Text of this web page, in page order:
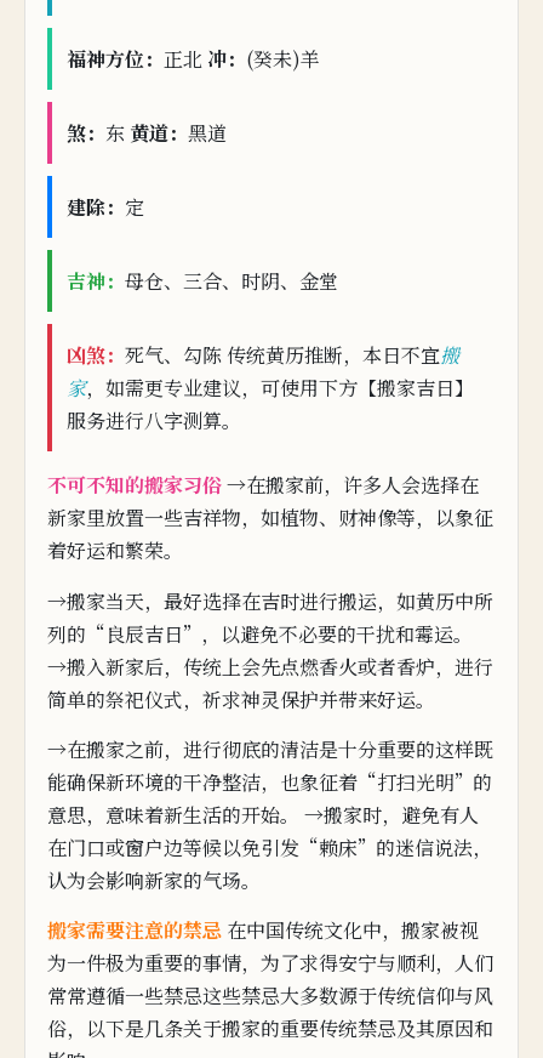
福神方位： 正北 冲： (癸未)羊
煞： 东 黄道： 黑道
建除： 定
吉神： 母仓、三合、时阴、金堂
凶煞： 死气、勾陈 传统黄历推断，本日不宜搬
家，如需更专业建议，可使用下方【搬家吉日】
服务进行八字测算。
不可不知的搬家习俗→在搬家前，许多人会选择在
新家里放置一些吉祥物，如植物、财神像等，以象征
着好运和繁荣。
→搬家当天， 最好选择在吉时进行搬运，如黄历中所
列的“良辰吉日”，以避免不必要的干扰和霉运。
→搬入新家后， 传统上会先点燃香火或者香炉，进行
简单的祭祀仪式， 祈求神灵保护并带来好运。
→在搬家之前，进行彻底的清洁是十分重要的这样既
能确保新环境的干净整洁，也象征着“打扫光明”的
意思，意味着新生活的开始。 →搬家时，避免有人
在门口或窗户边等候以免引发“赖床”的迷信说法，
认为会影响新家的气场。
搬家需要注意的禁忌 在中国传统文化中，搬家被视
为一件极为重要的事情，为了求得安宁与顺利，人们
常常遵循一些禁忌这些禁忌大多数源于传统信仰与风
俗， 以下是几条关于搬家的重要传统禁忌及其原因和